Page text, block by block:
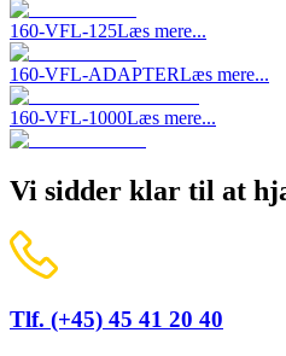
160-VFL-125Læs mere...
160-VFL-ADAPTERLæs mere...
160-VFL-1000Læs mere...
Vi sidder klar til at
Tlf. (+45) 45 41 20 40